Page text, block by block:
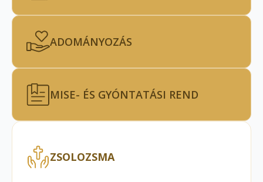
ADOMÁNYOZÁS
MISE- ÉS GYÓNTATÁSI REND
ZSOLOZSMA